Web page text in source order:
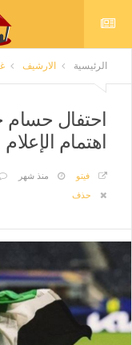
الرئيسية الارشيف
احتفال
اهتمام
فيتو منذ شهر
حذف